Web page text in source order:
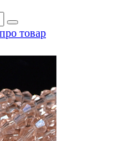
товар